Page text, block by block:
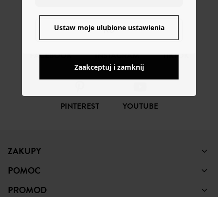
NO
FACEBOOK INSTAGRAM TIKTOK
PINTEREST YOUTUBE
ZAKUPY
POMOC
PROMOD
Ustaw moje ulubione ustawienia
Zaakceptuj i zamknij